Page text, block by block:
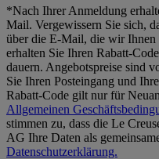
*Nach Ihrer Anmeldung
Mail. Vergewissern Sie sich,
über die E-Mail, die wir Ihnen
erhalten Sie Ihren Rabatt-
dauern. Angebotspreise sind
Sie Ihren Posteingang und
Rabatt-Code gilt nur für
Allgemeinen
stimmen zu, dass die Le
AG Ihre Daten als
Datenschutzerklärung.